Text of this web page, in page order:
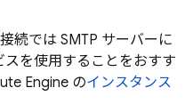
続では SMTP サーバーに
を使用することをおすす
Engine のインスタンス